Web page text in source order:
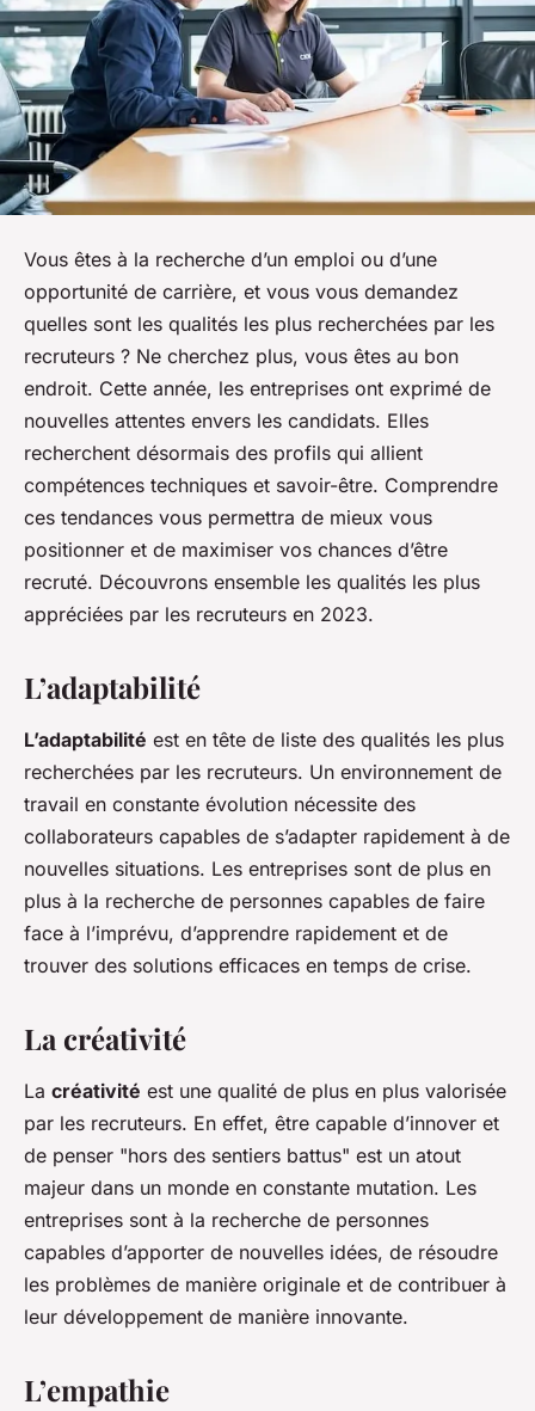
Vous êtes à la recherche d’un emploi ou d’une
opportunité de carrière, et vous vous demandez
quelles sont les qualités les plus recherchées par les
recruteurs ? Ne cherchez plus, vous êtes au bon
endroit. Cette année, les entreprises ont exprimé de
nouvelles attentes envers les candidats. Elles
recherchent désormais des profils qui allient
compétences techniques et savoir-être. Comprendre
ces tendances vous permettra de mieux vous
positionner et de maximiser vos chances d’être
recruté. Découvrons ensemble les qualités les plus
appréciées par les recruteurs en 2023.
L’adaptabilité
L’adaptabilité est en tête de liste des qualités les plus
recherchées par les recruteurs. Un environnement de
travail en constante évolution nécessite des
collaborateurs capables de s’adapter rapidement à de
nouvelles situations. Les entreprises sont de plus en
plus à la recherche de personnes capables de faire
face à l’imprévu, d’apprendre rapidement et de
trouver des solutions efficaces en temps de crise.
La créativité
La créativité est une qualité de plus en plus valorisée
par les recruteurs. En effet, être capable d’innover et
de penser "hors des sentiers battus" est un atout
majeur dans un monde en constante mutation. Les
entreprises sont à la recherche de personnes
capables d’apporter de nouvelles idées, de résoudre
les problèmes de manière originale et de contribuer à
leur développement de manière innovante.
L’empathie